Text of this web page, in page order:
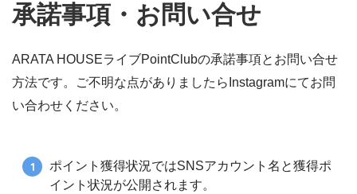
承諾事項・お問い合せ
ARATA HOUSEライブPointClubの承諾事項とお問い合せ
方法です。ご不明な点がありましたらInstagramにてお問
い合わせください。
ポイント獲得状況ではSNSアカウント名と獲得ポ
イント状況が公開されます。